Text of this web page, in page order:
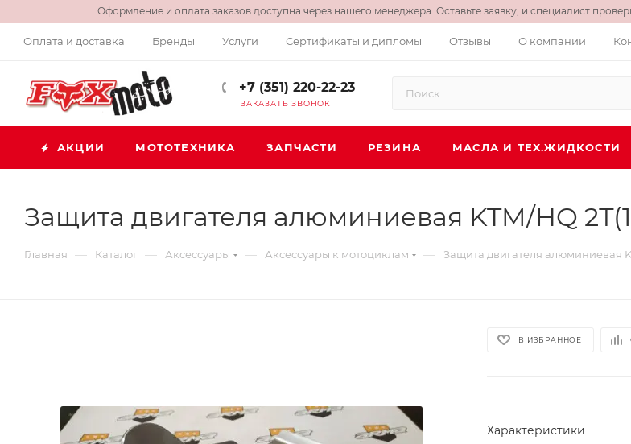
Оформление и оплата заказов доступна через нашего менеджера. Оставьте заявку, и специалист
Оплата и доставка Бренды Услуги Сертификаты и дипломы Отзывы О компании
+7 (351) 220-22-23
ЗАКАЗАТЬ ЗВОНОК
АКЦИИ МОТОТЕХНИКА ЗАПЧАСТИ РЕЗИНА МАСЛА И ТЕХ.ЖИДКОСТИ
Защита двигателя алюминиевая KTM/HQ
Главная — Каталог — Аксессуары — Аксессуары к мотоциклам — Защита двигателя алюминиевая
В ИЗБРАННОЕ
Характеристики